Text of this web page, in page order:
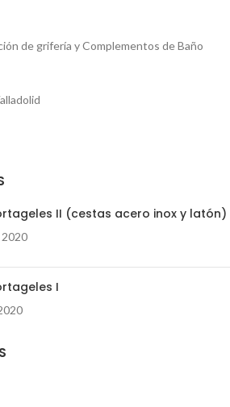
Medida de centro a centro: 27 cm
de grifería y Complementos de Baño
II (cestas acero inox y latón)
I